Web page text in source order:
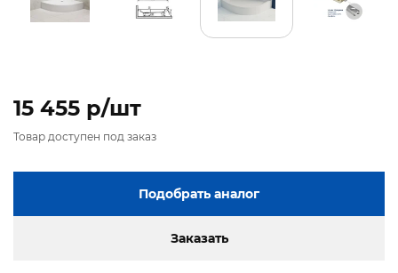
15 455 p/шт
Товар доступен под заказ
Подобрать аналог
Заказать